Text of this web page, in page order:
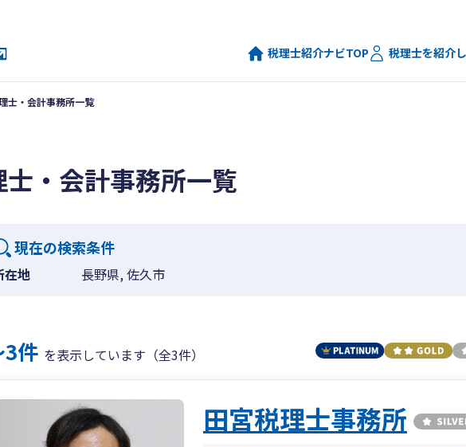
税理士紹介ナビTOP 税理士を紹介
士・会計事務所一覧
・会計事務所一覧
現在の検索条件
在地 長野県, 佐久市
3件 を表示しています（全3件）
田宮税理士事務所